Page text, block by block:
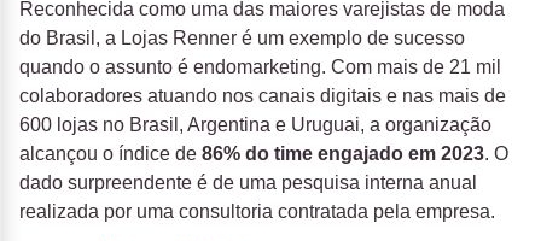
Reconhecida como uma das maiores varejistas de moda
do Brasil, a Lojas Renner é um exemplo de sucesso
quando o assunto é endomarketing. Com mais de 21 mil
colaboradores atuando nos canais digitais e nas mais de
600 lojas no Brasil, Argentina e Uruguai, a organização
alcançou o índice de 86% do time engajado em 2023. O
dado surpreendente é de uma pesquisa interna anual
realizada por uma consultoria contratada pela empresa.